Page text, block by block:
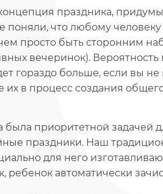
праздника,
что любому человеку
просто быть сторонним
вечеринок).
гораздо больше, если вы не
их в процесс создания
была приоритетной задачей
праздники. Наш
для него
ребенок автоматически